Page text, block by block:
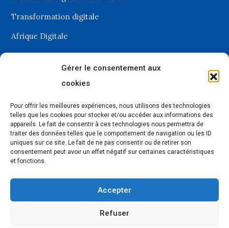
Gérer le consentement aux
cookies
Pour offrir les meilleures expériences, nous utilisons des technologies
telles que les cookies pour stocker et/ou accéder aux informations des
appareils. Le fait de consentir à ces technologies nous permettra de
traiter des données telles que le comportement de navigation ou les ID
uniques sur ce site. Le fait de ne pas consentir ou de retirer son
consentement peut avoir un effet négatif sur certaines caractéristiques
et fonctions.
Accepter
Refuser
Transformation digitale
Afrique Digitale
Recevez les dernières
actualités du digital
Selons les nouveautés, nos envois sont de 1 à 4 newsletters par mois.